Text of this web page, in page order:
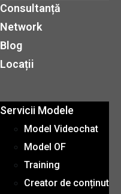
Consultanță
Network
Blog
Locații
Servicii Modele
Model Videochat
Model OF
Training
Creator de conținut